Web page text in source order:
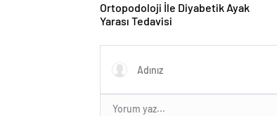
Ortopodoloji İle Diyabetik Ayak
Yarası Tedavisi